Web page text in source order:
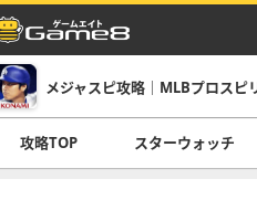
メジャスピ攻略｜MLBプロスピ
攻略TOP スターウォッチ